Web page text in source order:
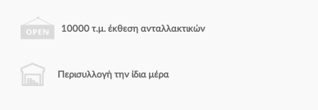
10000 τ.μ. έκθεση ανταλλακτικών
Περισυλλογή την ίδια μέρα